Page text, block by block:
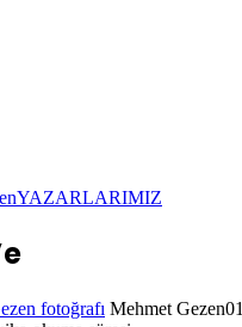
YAZARLARIMIZ
Mehmet Gezen